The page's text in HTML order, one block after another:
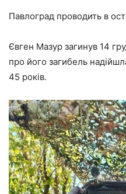
Павлоград проводить в
Євген Мазур загинув 14
про його загибель
45 років.